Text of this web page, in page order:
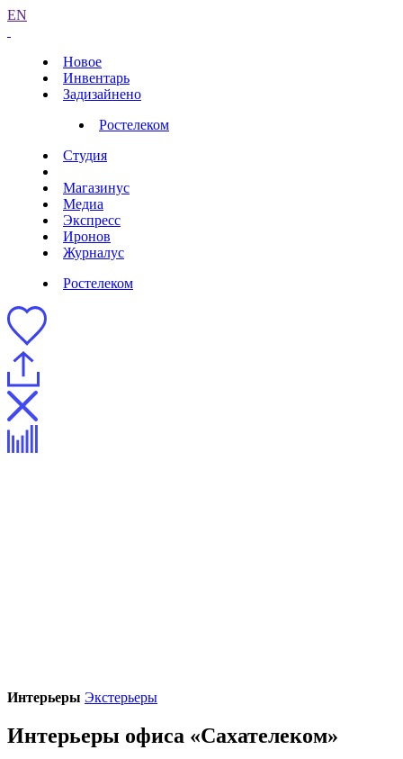
EN
Новое
Инвентарь
Задизайнено
Ростелеком
Студия
Магазинус
Медиа
Экспресс
Иронов
Журналус
Ростелеком
Интерьеры Экстерьеры
Интерьеры офиса «Сахателеком»